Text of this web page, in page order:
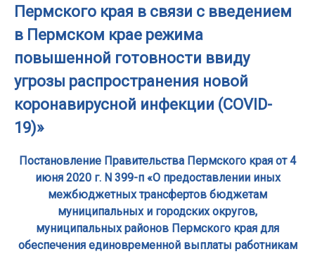
Пермского края в связи с введением
в Пермском крае режима
повышенной готовности ввиду
угрозы распространения новой
коронавирусной инфекции (COVID-
19)»
Постановление Правительства Пермского края от 4
июня 2020 г. N 399-п «О предоставлении иных
межбюджетных трансфертов бюджетам
муниципальных и городских округов,
муниципальных районов Пермского края для
обеспечения единовременной выплаты работникам